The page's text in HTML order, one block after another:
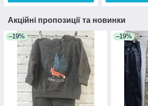
Акційні пропозиції та новинки
–19% –19%